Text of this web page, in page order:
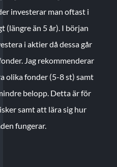
investerar man oftast i
(längre än 5 år). I början
i aktier då dessa går
Jag rekommenderar
olika fonder (5-8 st) samt
belopp. Detta är för
samt att lära sig hur
fungerar.